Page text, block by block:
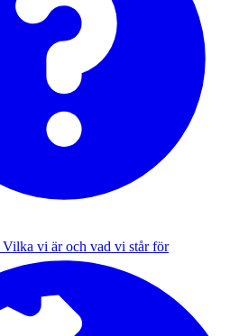
Vilka vi är och vad vi står för